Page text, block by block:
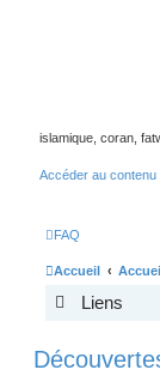
islamique, coran,
Accéder au contenu
FAQ
Accueil
Liens